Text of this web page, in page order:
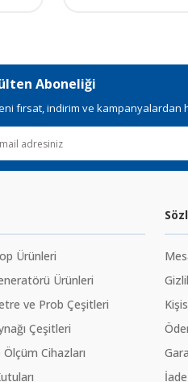
Aboneliği
fırsat, indirim ve kampanyalardan
Ürünleri
Ürünleri
ve Prob Çeşitleri
Çeşitleri
Cihazları